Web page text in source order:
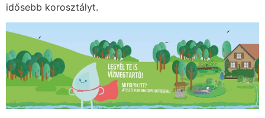
idősebb korosztályt.